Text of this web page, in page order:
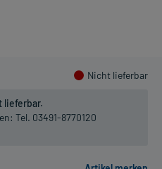
Nicht lieferbar
lieferbar.
Tel. 03491-8770120